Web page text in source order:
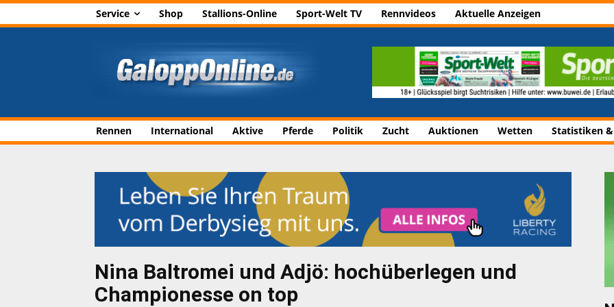
Service Shop Stallions-Online Sport-Welt TV Rennvideos Aktuelle Anzeigen
Rennen International Aktive Pferde Politik Zucht Auktionen Wetten Statistiken
Nina Baltromei und Adjö: hochüberlegen und
Championesse on top